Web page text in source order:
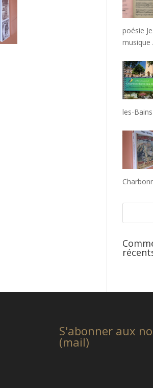
poésie
musique
les-Bains
S'abonner aux
(mail)